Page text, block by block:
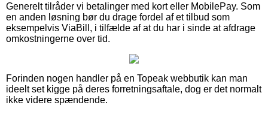
Generelt tilråder vi betalinger med kort eller MobilePay. Som
en anden løsning bør du drage fordel af et tilbud som
eksempelvis ViaBill, i tilfælde af at du har i sinde at afdrage
omkostningerne over tid.
Forinden nogen handler på en Topeak webbutik kan man
ideelt set kigge på deres forretningsaftale, dog er det normalt
ikke videre spændende.